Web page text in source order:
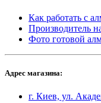
Как работать с
Производитель
Фото готовой
Адрес магазина:
г. Киев, ул.